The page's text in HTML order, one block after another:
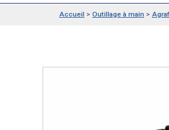
Accueil > Outillage à main >